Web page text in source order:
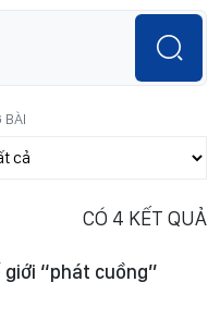
BÀI
CÓ 4 KẾT QUẢ
giới “phát cuồng”